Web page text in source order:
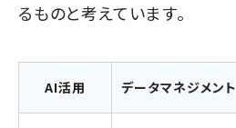
るものと考えています。
AI活用 データマネジメント